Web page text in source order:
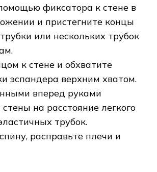
фиксатора к стене в
и пристегните концы
или нескольких трубок
к стене и обхватите
эспандера верхним хватом.
вперед руками
на расстояние легкого
трубок.
расправьте плечи и